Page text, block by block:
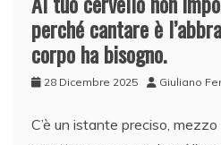
perché cantare è
corpo ha bisogno.
28 Dicembre 2025 Giuliano
C’è un istante preciso,